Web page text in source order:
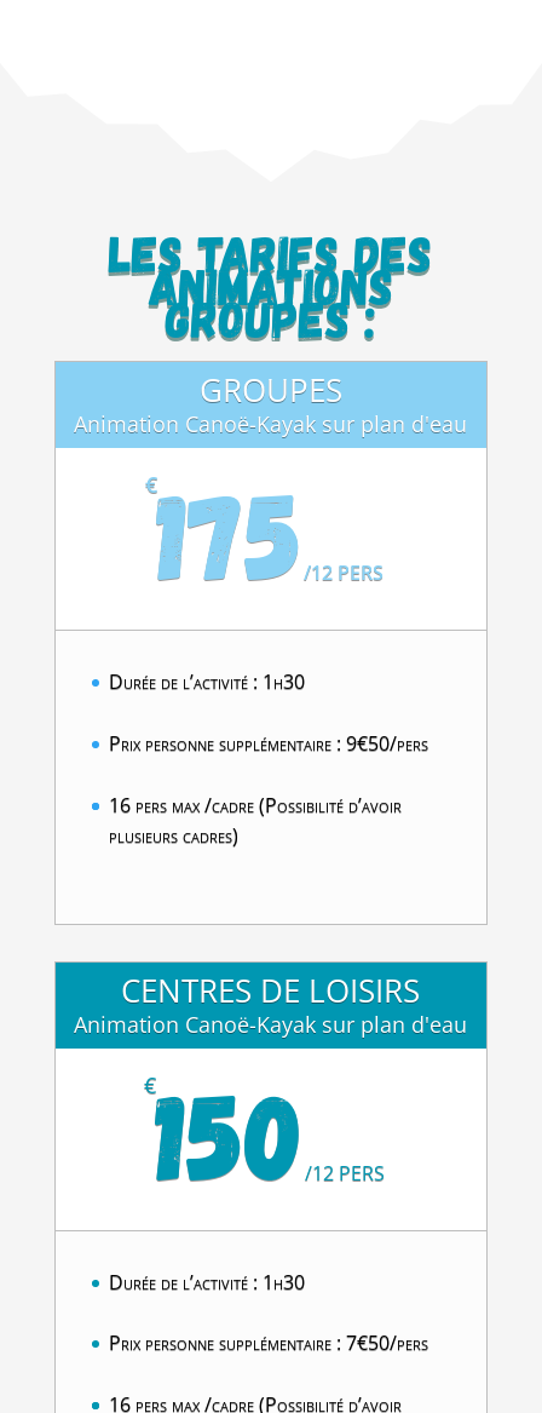
Les tarifs des
animations
groupes :
GROUPES
Animation Canoë-Kayak sur plan d'eau
€175 /12 PERS
Durée de l’activité : 1h30
Prix personne supplémentaire : 9€50/pers
16 pers max /cadre (Possibilité d’avoir
plusieurs cadres)
CENTRES DE LOISIRS
Animation Canoë-Kayak sur plan d'eau
€150 /12 PERS
Durée de l’activité : 1h30
Prix personne supplémentaire : 7€50/pers
16 pers max /cadre (Possibilité d’avoir